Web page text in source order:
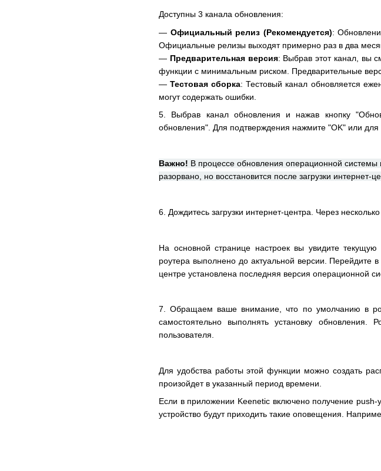
Доступны 3 канала обновления:
— Официальный релиз (Рекомендуется):
Официальные релизы выходят примерно раз в два
— Предварительная версия: Выбрав этот канал, вы
функции с минимальным риском. Предварительные
—Тестовая сборка: Тестовый канал обновляется
могут содержать ошибки.
5. Выбрав канал обновления и нажав кнопку
обновления". Для подтверждения нажмите "OK" или
Важно! В процессе обновления операционной системы
разорвано, но восстановится после загрузки интернет-
6. Дождитесь загрузки интернет-центра. Через
На основной странице настроек вы увидите
роутера выполнено до актуальной версии. Перейдите
центре установлена последняя версия операционной
7. Обращаем ваше внимание, что по умолчанию в
самостоятельно выполнять установку
пользователя.
Для удобства работы этой функции можно создать
произойдет в указанный период времени.
Если в приложении Keenetic включено получение
устройство будут приходить такие оповещения.